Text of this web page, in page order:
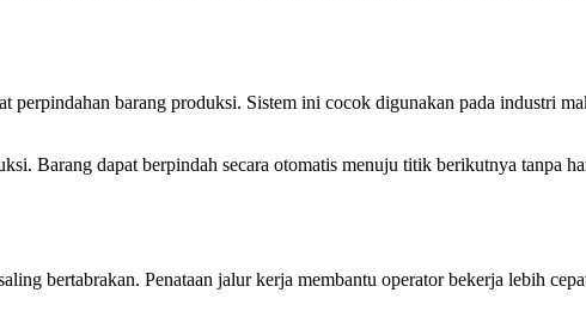
barang produksi. Sistem ini cocok digunakan pada industri
Barang dapat berpindah secara otomatis menuju titik berikutnya tanpa
bertabrakan. Penataan jalur kerja membantu operator bekerja lebih